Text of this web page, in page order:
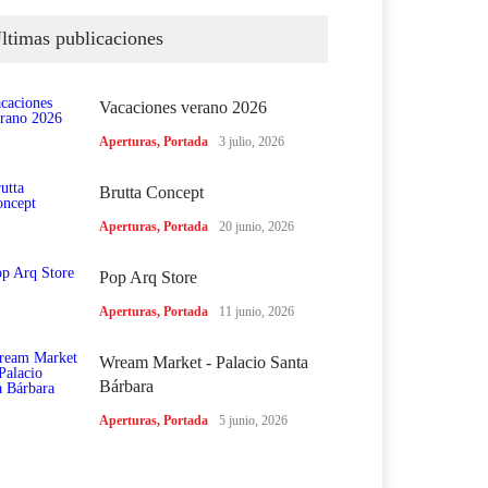
publicaciones
Vacaciones verano 2026
Aperturas, Portada 3 julio, 2026
Brutta Concept
Aperturas, Portada 20 junio, 2026
Pop Arq Store
Aperturas, Portada 11 junio, 2026
Wream Market - Palacio Santa
Bárbara
Aperturas, Portada 5 junio, 2026